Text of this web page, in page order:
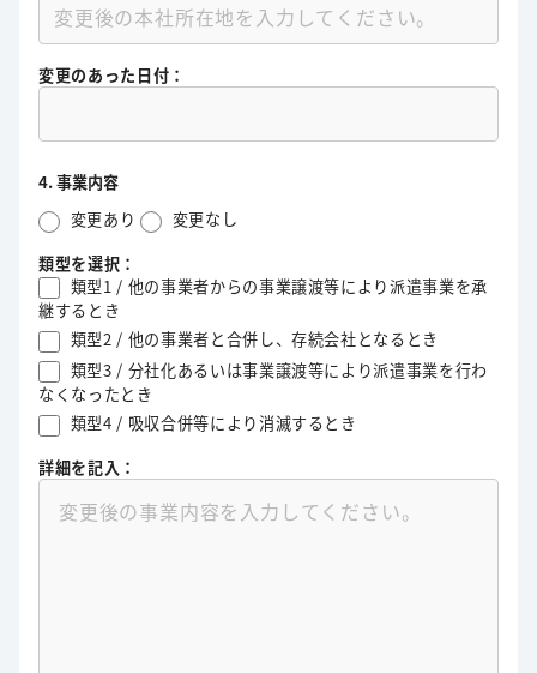
変更のあった日付：
4. 事業内容
変更あり
変更なし
類型を選択：
類型1 / 他の事業者からの事業譲渡等により派遣事業を承
継するとき
類型2 / 他の事業者と合併し、存続会社となるとき
類型3 / 分社化あるいは事業譲渡等により派遣事業を行わ
なくなったとき
類型4 / 吸収合併等により消滅するとき
詳細を記入：